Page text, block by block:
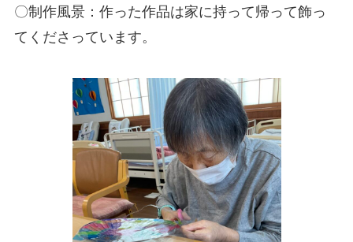
〇制作風景：作った作品は家に持って帰って飾っ
てくださっています。